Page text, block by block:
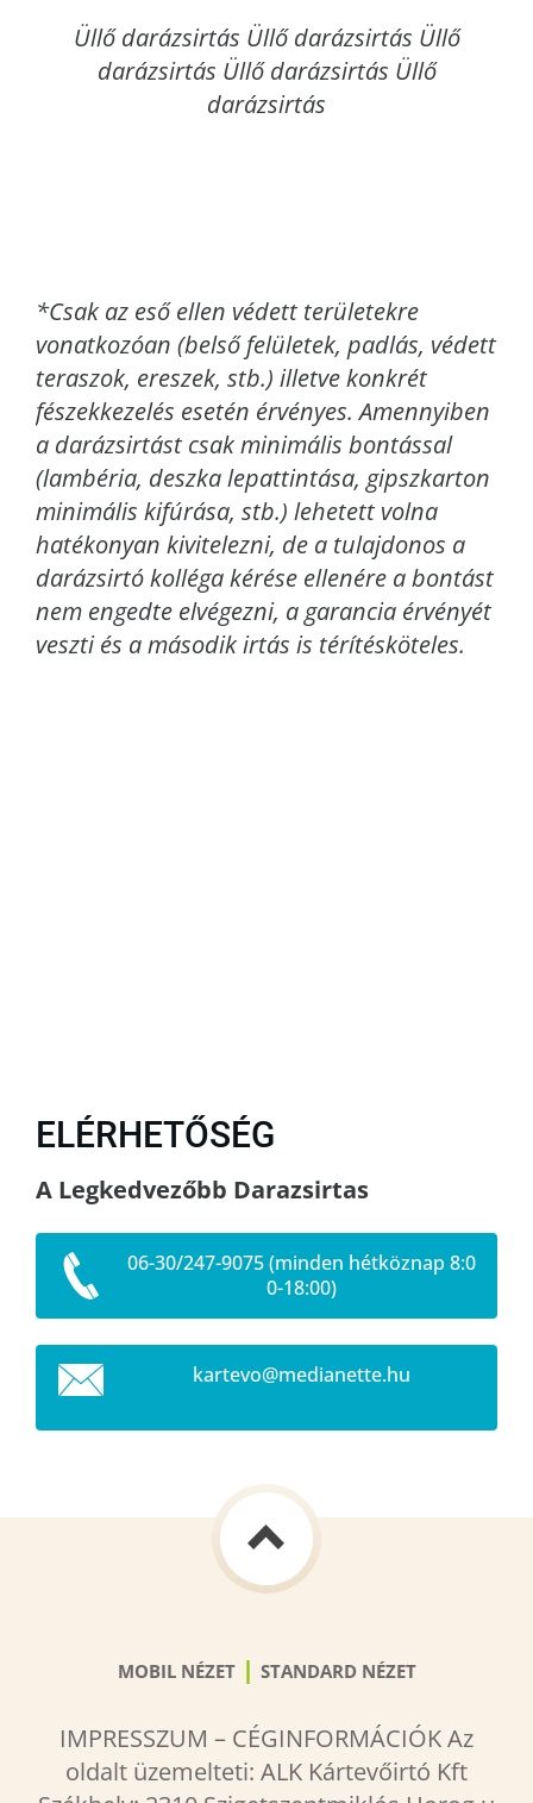
Üllődarázsirtás Üllő darázsirtás Üllő
darázsirtás Üllő darázsirtás Üllő
darázsirtás
*Csak az eső ellen védett területekre
vonatkozóan (belső felületek, padlás, védett
teraszok, ereszek, stb.) illetve konkrét
fészekkezelés esetén érvényes. Amennyiben
a darázsirtást csak minimális bontással
(lambéria, deszka lepattintása, gipszkarton
minimális kifúrása, stb.) lehetett volna
hatékonyan kivitelezni, de a tulajdonos a
darázsirtó kolléga kérése ellenére a bontást
nem engedte elvégezni, a garancia érvényét
veszti és a második irtás is térítésköteles.
ELÉRHETŐSÉG
A Legkedvezőbb Darazsirtas
06-30/247-9075 (minden hétköznap 8:0
0-18:00)
kartevo@medianette.hu
MOBIL NÉZET | STANDARD NÉZET
IMPRESSZUM – CÉGINFORMÁCIÓK Az
oldalt üzemelteti: ALK Kártevőirtó Kft